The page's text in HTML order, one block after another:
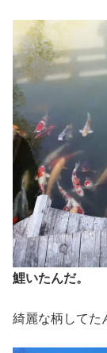
鯉いたんだ。
綺麗な柄してた